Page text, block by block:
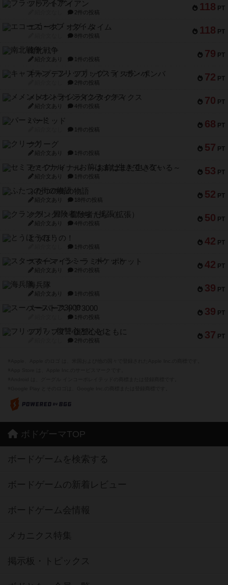
118 PT
フラットアイアン
2件の投稿
118 PT
エコーズ・オブ・タイム
8件の投稿
79 PT
南北戦争
紹介文あり 1件の投稿
72 PT
キャプテン・フリップ：イスラ・ボンバ
2件の投稿
70 PT
メメントオンラインタクティクス
紹介文あり 4件の投稿
68 PT
パーミッド
1件の投稿
57 PT
クリーグ
紹介文あり 1件の投稿
53 PT
セミファイナル ～お前はまだ生きている～
紹介文あり 1件の投稿
52 PT
ふたつの街の物語
紹介文あり 18件の投稿
50 PT
クランク! ：冒険者たち（拡張）
紹介文あり 4件の投稿
42 PT
とうほうの！
1件の投稿
42 PT
スターマイン・ラミー ポケット
紹介文あり 2件の投稿
39 PT
海兵隊
紹介文あり 1件の投稿
39 PT
スーパーストア3000
1件の投稿
37 PT
フリップ７：復讐心とともに
2件の投稿
ボドゲーマTOP
ボードゲームを検索する
ボードゲームの新着レビュー
ボードゲーム会情報
メカニクス特集
掲示板・トピックス